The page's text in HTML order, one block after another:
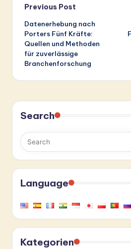
Post
navigation
Previous Post
Datenerhebung nach
Porters Fünf Kräfte:
Quellen und Methoden
für zuverlässige
Branchenforschung
Search
Language
Kategorien